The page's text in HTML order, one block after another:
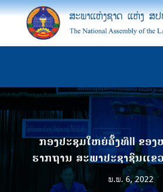
ກອງປະຊຸມໃຫຍ່ຄັ້ງທີII ຂອ
ຮາກຖານ ສະພາປະຊາຊົນແຂ
ພ.ພ. 6, 2022